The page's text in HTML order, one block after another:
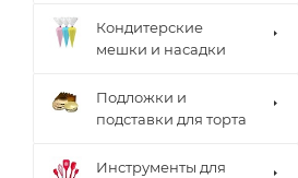
Кондитерские
мешки и насадки
Подложки и
подставки для торта
Инструменты для